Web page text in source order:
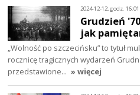
2024-12-12, godz. 16:01
Grudzień
jak
„Wolność po szczecińsku” to tytuł
rocznicę tragicznych wydarzeń
przedstawione… » więcej